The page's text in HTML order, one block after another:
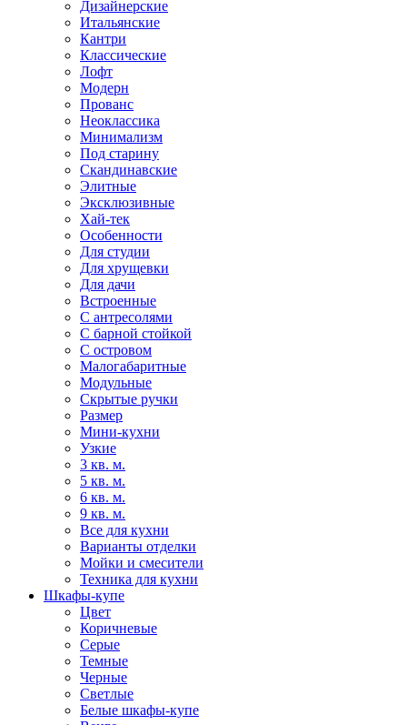
Дизайнерские
Итальянские
Кантри
Классические
Лофт
Модерн
Прованс
Неоклассика
Минимализм
Под старину
Скандинавские
Элитные
Эксклюзивные
Хай-тек
Особенности
Для студии
Для хрущевки
Для дачи
Встроенные
С антресолями
С барной стойкой
С островом
Малогабаритные
Модульные
Скрытые ручки
Размер
Мини-кухни
Узкие
3 кв. м.
5 кв. м.
6 кв. м.
9 кв. м.
Все для кухни
Варианты отделки
Мойки и смесители
Техника для кухни
Шкафы-купе
Цвет
Коричневые
Серые
Темные
Черные
Светлые
Белые шкафы-купе